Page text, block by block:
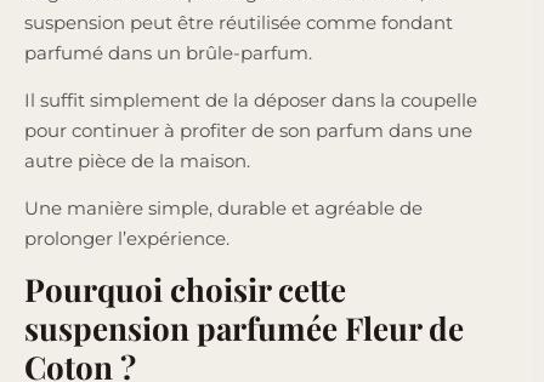
suspension peut être réutilisée comme fondant
parfumé dans un brûle-parfum.
Il suffit simplement de la déposer dans la coupelle
pour continuer à profiter de son parfum dans une
autre pièce de la maison.
Une manière simple, durable et agréable de
prolonger l’expérience.
Pourquoi choisir cette
suspension parfumée Fleur de
Coton ?